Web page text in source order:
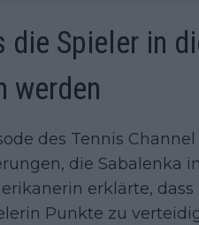
die Spieler in
werden
des Tennis
die Sabalenka
erklärte, dass
Punkte zu